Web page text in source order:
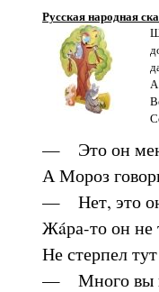
Русская народная
А
— Это он меня
А Мороз
— Нет, это он
Жáра-то он не
Не стерпел
— Много вы